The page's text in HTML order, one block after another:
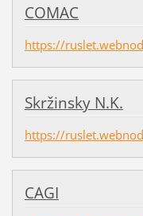
COMAC
https://
Skržinsky N.K.
https://
CAGI